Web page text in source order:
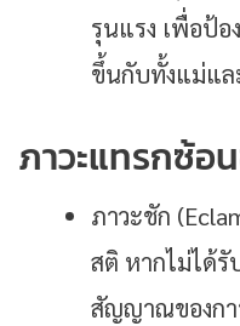
รุนแรง เพื่อป้
ขึ้นกับทั้งแม่แล
ภาวะแทรกซ้อ
ภาวะชัก
สติ หากไม่ได้รั
สัญญาณของกา